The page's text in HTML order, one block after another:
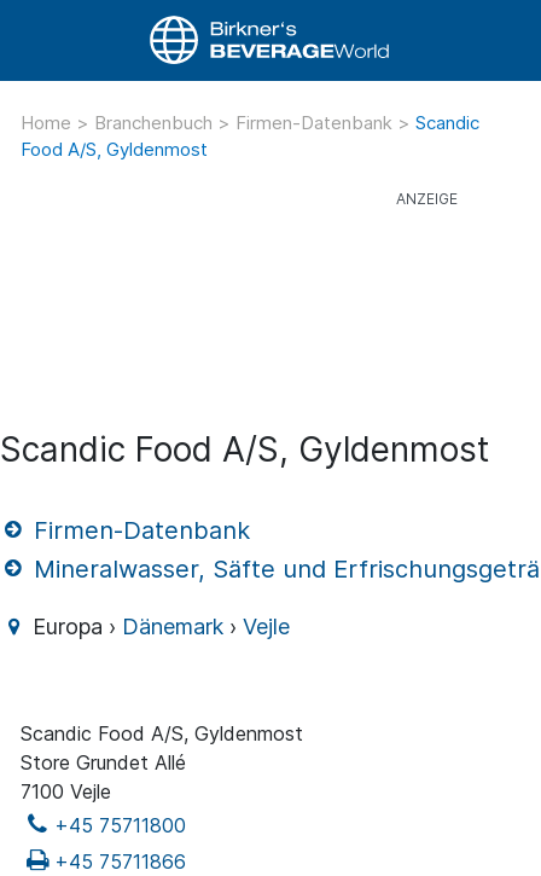
Home > Branchenbuch > Firmen-Datenbank > Scandic
Food A/S, Gyldenmost
Scandic Food A/S, Gyldenmost
Firmen-Datenbank
Mineralwasser, Säfte und
Europa › Dänemark ›Vejle
Scandic Food A/S, Gyldenmost
Store Grundet Allé
7100 Vejle
+45 75711800
+45 75711866